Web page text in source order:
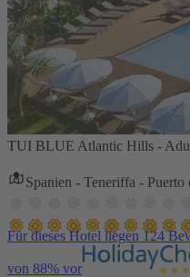
TUI BLUE Atlantic Hills -
Spanien - Teneriffa - Puerto
Für dieses Hotel liegen 124
von 88% vor